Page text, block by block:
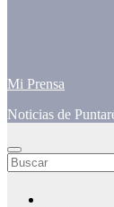
Mi Prensa
Noticias de